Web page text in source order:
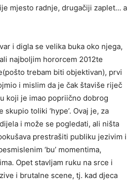
mjesto radnje, drugačiji zaplet… a
i digla se velika buka oko njega,
najboljim hororcem 2012te
trebam biti objektivan), prvi
i mislim da je čak štaviše riječ
koji je imao popriično dobrog
toliki ‘hype’. Ovaj je, za
i može se pogledati, ali ništa
prestrašiti publiku jezivim i
‘bu’ momentima,
Opet stavljam ruku na srce i
i brutalne scene, tj. kad djeca